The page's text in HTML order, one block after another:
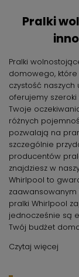
Pralki
Pralki
domowego,
czystość naszych
oferujemy
Twoje
różnych
pozwalają na
szczególnie
producentów
znajdziesz w
Whirlpool to
pralki Whirlpool
jednocześnie są
Twój budżet
Czytaj więcej